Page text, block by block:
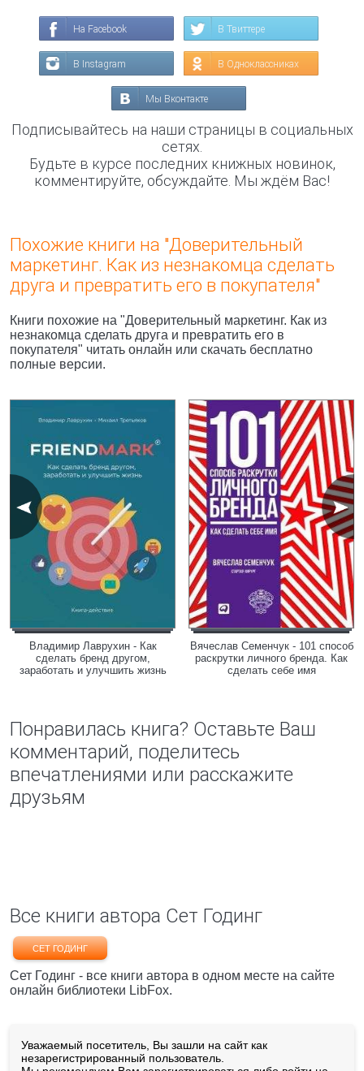
На Facebook В Твиттере
В Instagram В Одноклассниках
Мы Вконтакте
Подписывайтесь на наши страницы в социальных
сетях.
Будьте в курсе последних книжных новинок,
комментируйте, обсуждайте. Мы ждём Вас!
Похожие книги на "Доверительный
маркетинг. Как из незнакомца сделать
друга и превратить его в покупателя"
Книги похожие на "Доверительный маркетинг. Как из
незнакомца сделать друга и превратить его в
покупателя" читать онлайн или скачать бесплатно
полные версии.
Владимир Лаврухин - Как
сделать бренд другом,
заработать и улучшить жизнь
Вячеслав Семенчук - 101 способ
раскрутки личного бренда. Как
сделать себе имя
Понравилась книга? Оставьте Ваш
комментарий, поделитесь
впечатлениями или расскажите
друзьям
Все книги автора Сет Годинг
СЕТ ГОДИНГ
Сет Годинг - все книги автора в одном месте на сайте
онлайн библиотеки LibFox.
Уважаемый посетитель, Вы зашли на сайт как
незарегистрированный пользователь.